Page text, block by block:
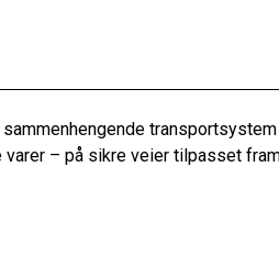
– på sikre veier tilpasset